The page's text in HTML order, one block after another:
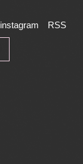
instagram RSS